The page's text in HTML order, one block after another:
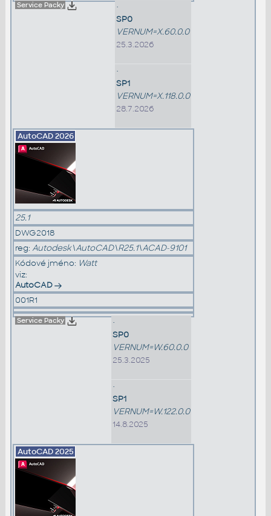
Service Packy
•
SP0
VERNUM=X.60.0.0
25.3.2026
•
SP1
VERNUM=X.118.0.0
28.7.2026
AutoCAD2026
25.1
DWG2018
reg: Autodesk\AutoCAD\R25.1\ACAD-9101
Kódové jméno: Watt
viz:
AutoCAD
001R1
Service Packy
•
SP0
VERNUM=W.60.0.0
25.3.2025
•
SP1
VERNUM=W.122.0.0
14.8.2025
AutoCAD2025